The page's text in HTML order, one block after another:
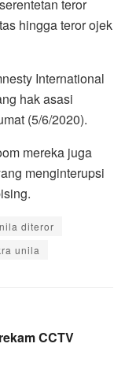
teror
hingga teror ojek
International
hak asasi
(5/6/2020).
mereka juga
menginterupsi
diteror
unila
CCTV